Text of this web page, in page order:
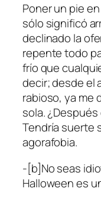
Poner un pie
sólo significó
declinado la
repente todo
frío que
decir; desde el
rabioso, ya me
sola.
Tendría suerte
agorafobia.
-[b]No seas
Halloween es